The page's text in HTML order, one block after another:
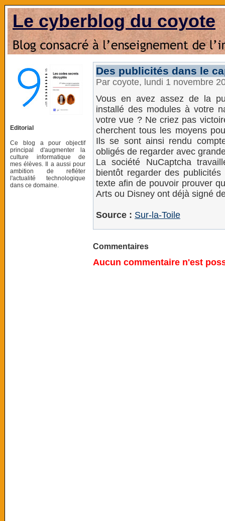
Le cyberblog du coyote
Editorial
Ce blog a pour objectif
principal d'augmenter la
culture informatique de
mes élèves. Il a aussi pour
ambition de refléter
l'actualité technologique
dans ce domaine.
Des publicités dans le
Par coyote, lundi 1 novembre
Vous en avez assez de la
installé des modules à votre
votre vue ? Ne criez pas
cherchent tous les moyens
Ils se sont ainsi rendu
obligés de regarder avec
La société NuCaptcha
bientôt regarder des
texte afin de pouvoir prouver
Arts ou Disney ont déjà signé
Source : Sur-la-Toile
Commentaires
Aucun commentaire n'est